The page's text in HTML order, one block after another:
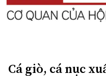
Cá giò, cá nục